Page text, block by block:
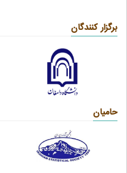
برگزار کنندگان
حامیان